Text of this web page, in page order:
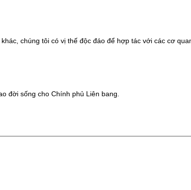
chúng tôi có vị thế độc đáo để hợp tác với các cơ
đời sống cho Chính phủ Liên bang.